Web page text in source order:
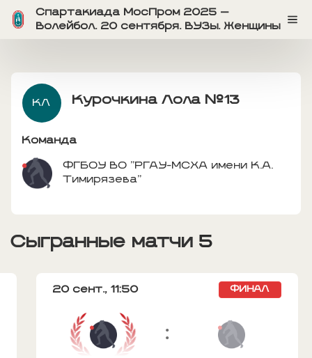
Спартакиада МосПром 2025 —
Волейбол. 20 сентября. ВУЗы. Женщины
КЛ Курочкина Лола №13
Команда
ФГБОУ ВО "РГАУ-МСХА имени К.А.
Тимирязева"
Сыгранные матчи 5
20 сент., 11:50 ФИНАЛ
: